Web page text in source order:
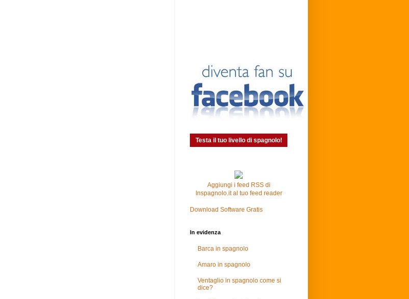
Testa il tuo livello di spagnolo!
Aggiungi i feed RSS di
Inspagnolo.it al tuo feed reader
Download Software Gratis
In evidenza
Barca in spagnolo
Amaro in spagnolo
Ventaglio in spagnolo come si
dice?